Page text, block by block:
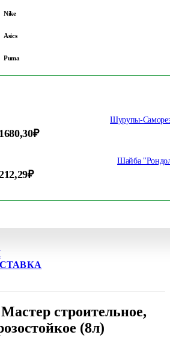
Nike
Asics
Puma
Шурупы-
1680,30₽
Шайба
₽
строительное,
(8л)